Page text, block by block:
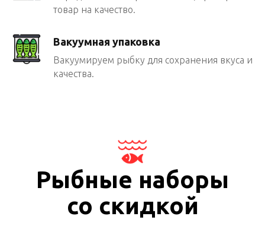
товар на качество.
Вакуумная упаковка
Вакуумируем рыбку для сохранения вкуса и
качества.
Рыбные наборы
со скидкой